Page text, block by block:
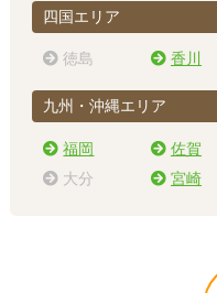
四国エリア
徳島 香川
九州・沖縄エリア
福岡 佐賀
大分
宮崎